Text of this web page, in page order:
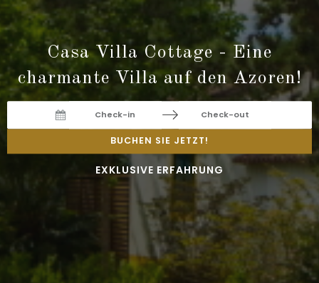
Casa Villa Cottage - Eine
charmante Villa auf den Azoren!
Navigate
forward
to
interact
calendar
Navigate
backward
to
interact
with
the
calendar
BUCHEN SIE JETZT!
EXKLUSIVE ERFAHRUNG